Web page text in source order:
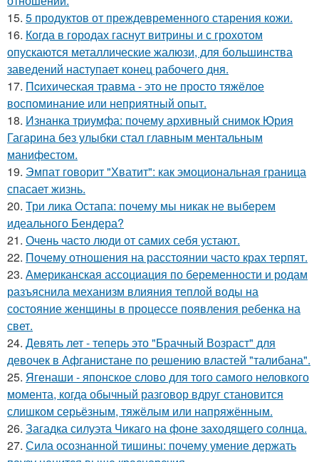
15. 5 продуктов от преждевременного старения кожи.
16. Когда в городах гаснут витрины и с грохотом
опускаются металлические жалюзи, для большинства
заведений наступает конец рабочего дня.
17. Пcиxическая травма - это не просто тяжёлое
воспоминание или неприятный опыт.
18. Изнанка триумфа: почему архивный снимок Юрия
Гагарина без улыбки стал главным ментальным
манифестом.
19. Эмпат говорит "Хватит": как эмоциональная граница
спасает жизнь.
20. Три лика Остапа: почему мы никак не выберем
идеального Бендера?
21. Очень часто люди от самих себя устают.
22. Почему отношения на расстоянии часто крах терпят.
23. Американская ассоциация по беременности и родам
разъяснила механизм влияния теплой воды на
состояние женщины в процессе появления ребенка на
свет.
24. Девять лет - теперь это "Брачный Возраст" для
девочек в Афганистане по решению властей "талибана".
25. Ягенаши - японское слово для того самого неловкого
момента, когда обычный разговор вдруг становится
слишком серьёзным, тяжёлым или напряжённым.
26. Загадка силуэта Чикаго на фоне заходящего солнца.
27. Сила осознанной тишины: почему умение держать